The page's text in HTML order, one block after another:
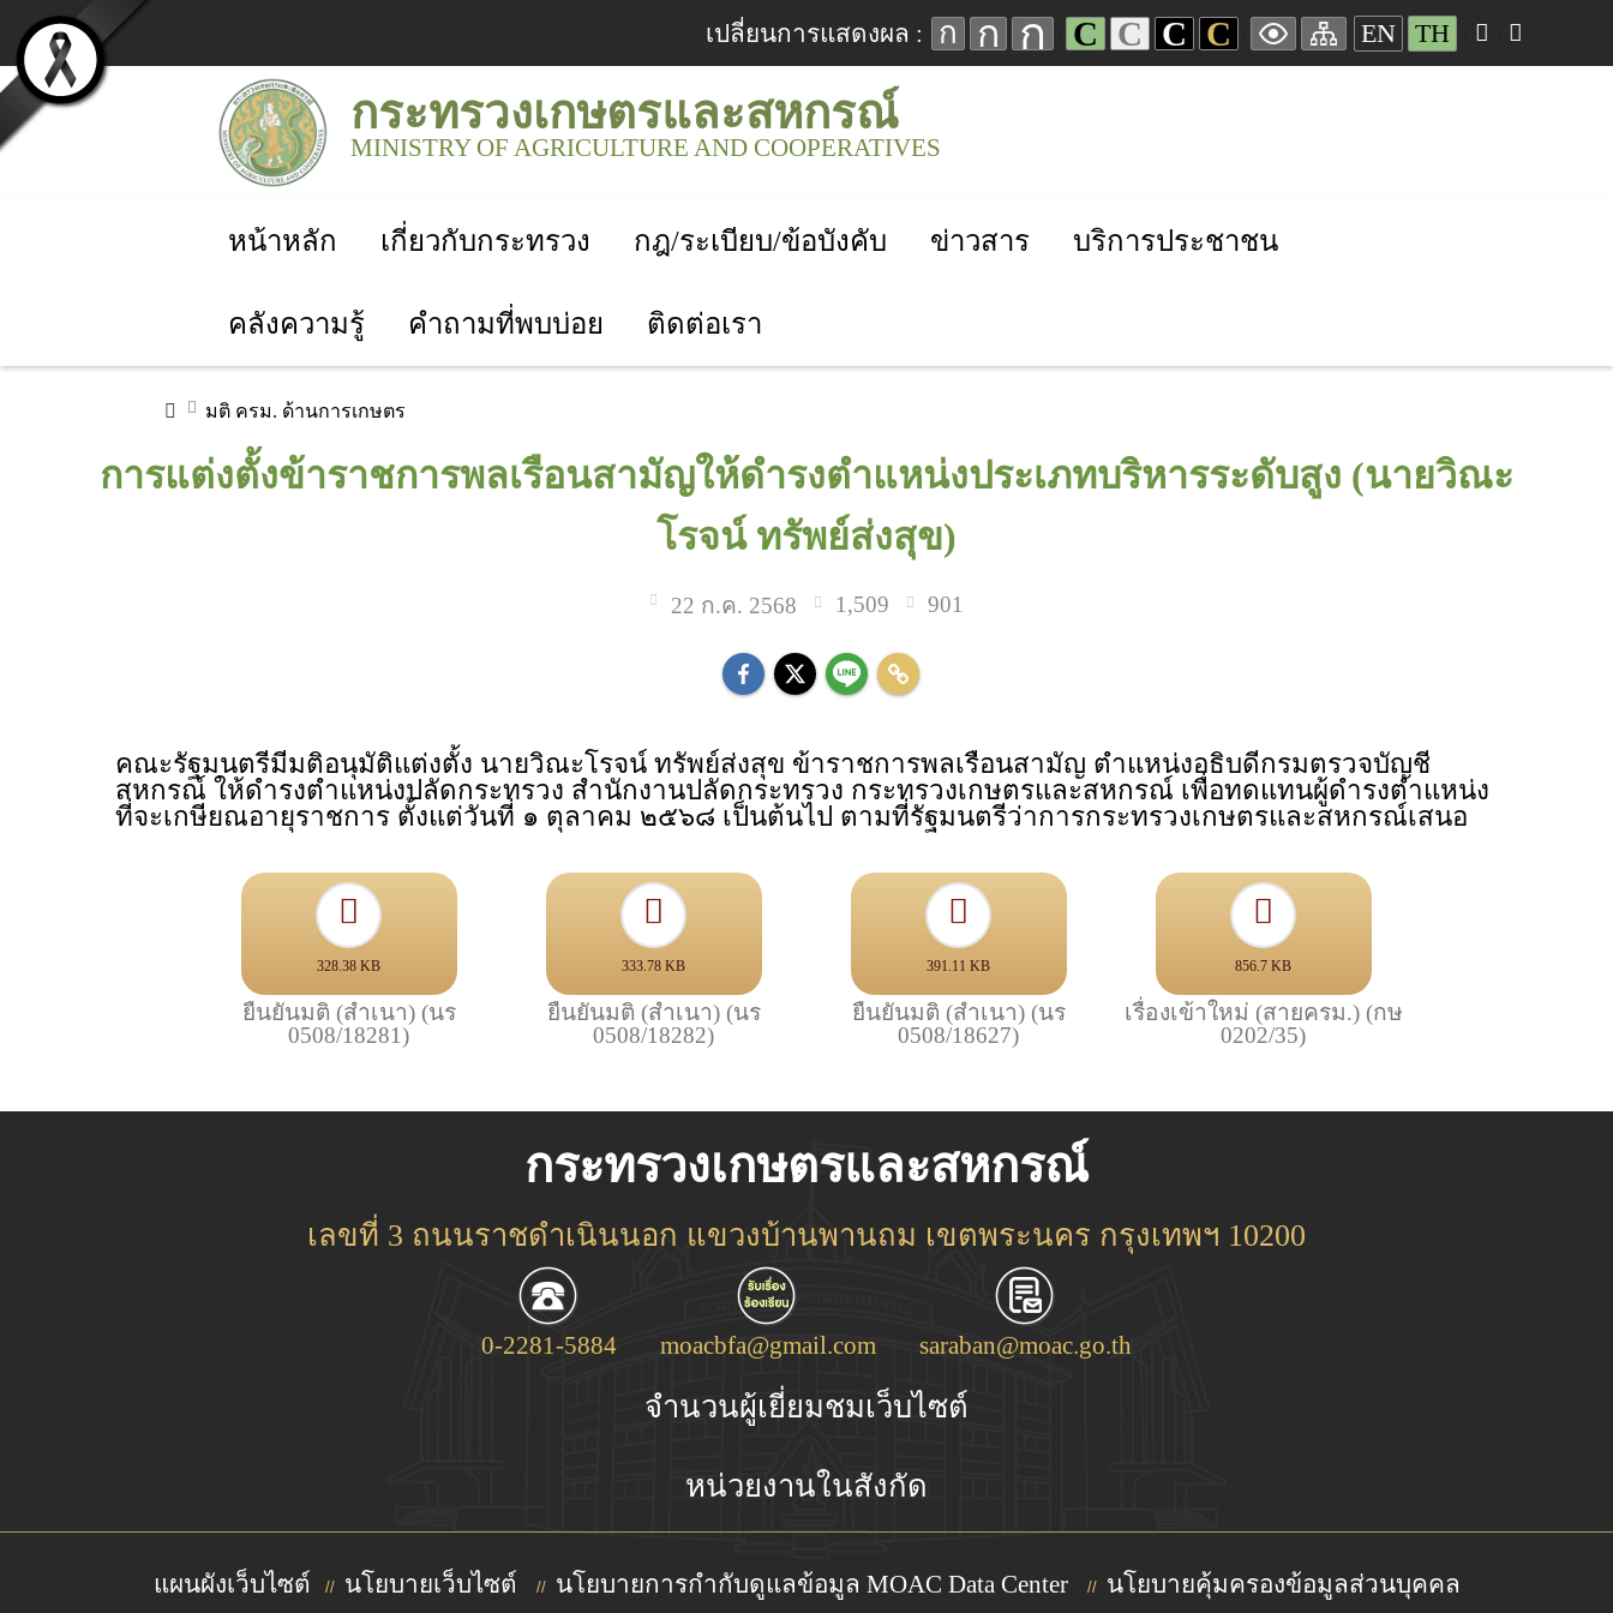
เปลี่ยนการแสดงผล : ก ก ก C C C C EN TH
กระทรวงเกษตรและสหกรณ์
MINISTRY OF AGRICULTURE AND COOPERATIVES
หน้าหลัก เกี่ยวกับกระทรวง กฎ/ระเบียบ/ข้อบังคับ ข่าวสาร บริการประชาชน
คลังความรู้ คำถามที่พบบ่อย ติดต่อเรา
มติ ครม. ด้านการเกษตร
การแต่งตั้งข้าราชการพลเรือนสามัญให้ดำรงตำแหน่งประเภทบริหารระดับสูง (นายวิณะ
โรจน์ ทรัพย์ส่งสุข)
22 ก.ค. 2568 1,509 901
คณะรัฐมนตรีมีมติอนุมัติแต่งตั้ง นายวิณะโรจน์ ทรัพย์ส่งสุข ข้าราชการพลเรือนสามัญ ตำแหน่งอธิบดีกรมตรวจบัญชี
สหกรณ์ ให้ดำรงตำแหน่งปลัดกระทรวง สำนักงานปลัดกระทรวง กระทรวงเกษตรและสหกรณ์ เพื่อทดแทนผู้ดำรงตำแหน่ง
ที่จะเกษียณอายุราชการ ตั้งแต่วันที่ ๑ ตุลาคม ๒๕๖๘ เป็นต้นไป ตามที่รัฐมนตรีว่าการกระทรวงเกษตรและสหกรณ์เสนอ
328.38 KB
ยืนยันมติ (สำเนา) (นร
0508/18281)
333.78 KB
ยืนยันมติ (สำเนา) (นร
0508/18282)
391.11 KB
ยืนยันมติ (สำเนา) (นร
0508/18627)
856.7 KB
เรื่องเข้าใหม่ (สายครม.) (กษ
0202/35)
กระทรวงเกษตรและสหกรณ์
เลขที่ 3 ถนนราชดำเนินนอก แขวงบ้านพานถม เขตพระนคร กรุงเทพฯ 10200
0-2281-5884 moacbfa@gmail.com saraban@moac.go.th
จำนวนผู้เยี่ยมชมเว็บไซต์
หน่วยงานในสังกัด
แผนผังเว็บไซต์ // นโยบายเว็บไซต์ // นโยบายการกำกับดูแลข้อมูล MOAC Data Center // นโยบายคุ้มครองข้อมูลส่วนบุคคล